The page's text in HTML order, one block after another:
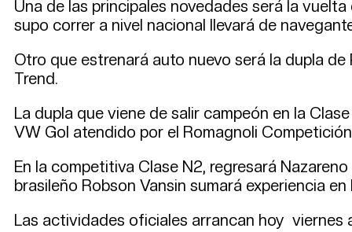
Una de las principales novedades será la
supo correr a nivel nacional llevará de
Otro que estrenará auto nuevo será la dupla
Trend.
La dupla que viene de salir campeón en la
VW Gol atendido por el Romagnoli
En la competitiva Clase N2, regresará
brasileño Robson Vansin sumará experiencia
Las actividades oficiales arrancan hoy viernes